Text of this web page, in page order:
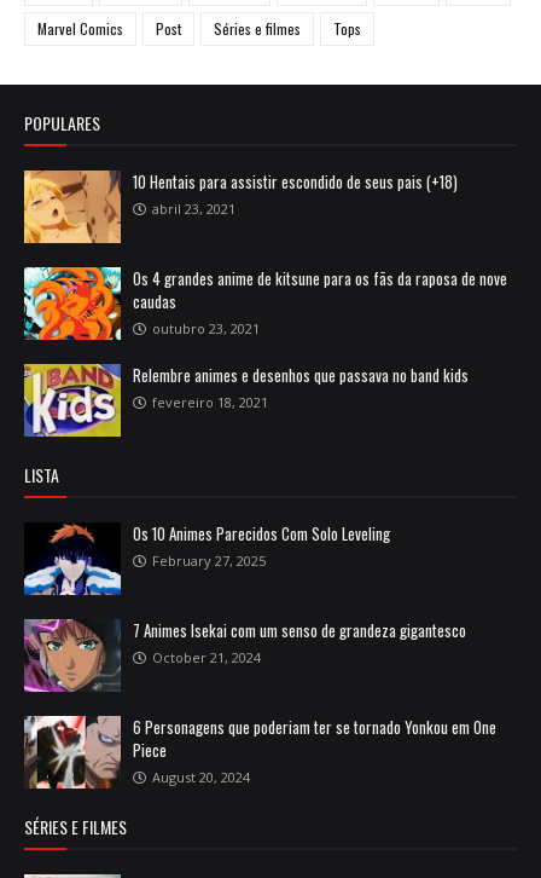
Marvel Comics
Post Séries e filmes Tops
POPULARES
10 Hentais para assistir escondido de seus pais (+18)
abril 23, 2021
Os 4 grandes anime de kitsune para os fãs da raposa de nove
caudas
outubro 23, 2021
Relembre animes e desenhos que passava no band kids
fevereiro 18, 2021
LISTA
Os 10 Animes Parecidos Com Solo Leveling
February 27, 2025
7 Animes Isekai com um senso de grandeza gigantesco
October 21, 2024
6 Personagens que poderiam ter se tornado Yonkou em One
Piece
August 20, 2024
SÉRIES E FILMES